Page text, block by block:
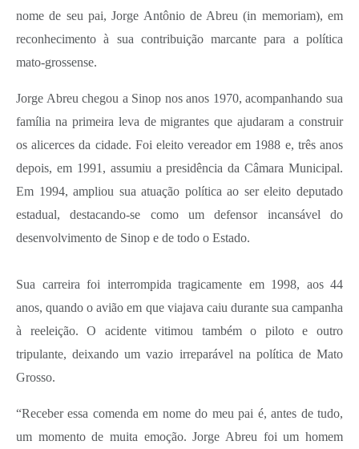
nome de seu pai, Jorge Antônio de Abreu (in memoriam), em
reconhecimento à sua contribuição marcante para a política
mato-grossense.
Jorge Abreu chegou a Sinop nos anos 1970, acompanhando sua
família na primeira leva de migrantes que ajudaram a construir
os alicerces da cidade. Foi eleito vereador em 1988 e, três anos
depois, em 1991, assumiu a presidência da Câmara Municipal.
Em 1994, ampliou sua atuação política ao ser eleito deputado
estadual, destacando-se como um defensor incansável do
desenvolvimento de Sinop e de todo o Estado.
Sua carreira foi interrompida tragicamente em 1998, aos 44
anos, quando o avião em que viajava caiu durante sua campanha
à reeleição. O acidente vitimou também o piloto e outro
tripulante, deixando um vazio irreparável na política de Mato
Grosso.
“Receber essa comenda em nome do meu pai é, antes de tudo,
um momento de muita emoção. Jorge Abreu foi um homem